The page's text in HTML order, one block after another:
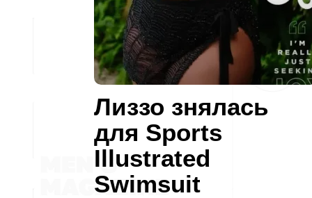
Лиззо знялась
для Sports
Illustrated
Swimsuit